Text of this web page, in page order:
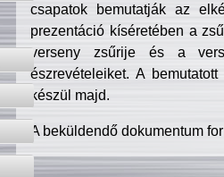
csapatok bemutatják az
prezentáció kíséretében a
verseny zsűrije és a
észrevételeiket. A
készül majd.
A beküldendő dokumentum